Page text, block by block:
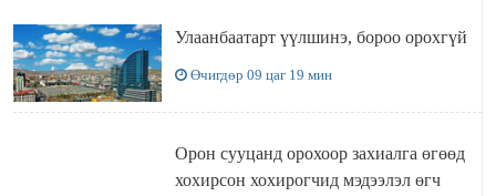
Улаанбаатарт үүлшинэ, бороо орохгүй
Өчигдөр 09 цаг 19 мин
Орон сууцанд орохоор захиалга өгөөд
хохирсон хохирогчид мэдээлэл өгч